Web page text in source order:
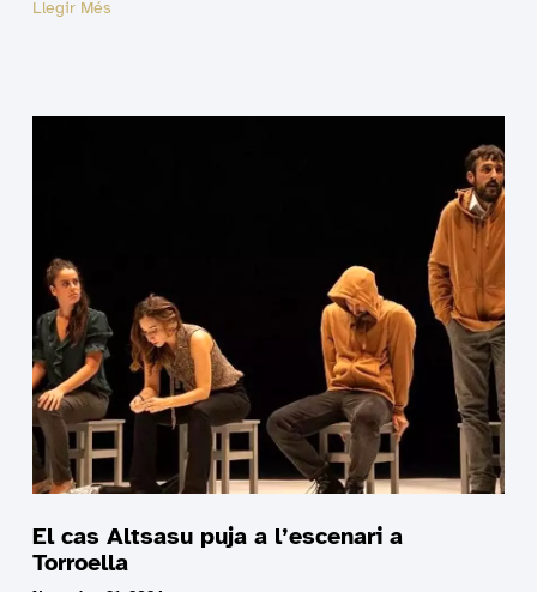
Llegir Més
El cas Altsasu puja a l’escenari a
Torroella